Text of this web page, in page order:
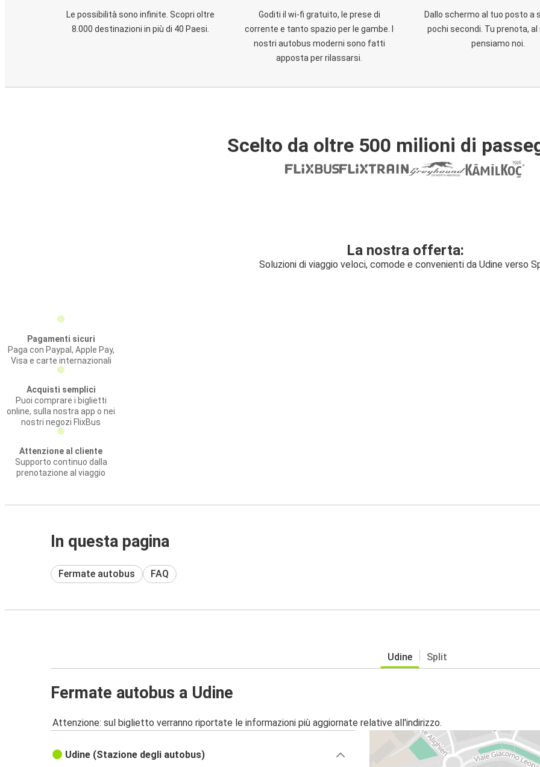
Le possibilità sono infinite. Scopri oltre
8.000 destinazioni in più di 40 Paesi.
Goditi il wi-fi gratuito, le prese di
corrente e tanto spazio per le gambe. I
nostri autobus moderni sono fatti
apposta per rilassarsi.
Dallo schermo al tuo posto a
pochi secondi. Tu prenota,
pensiamo noi.
Scelto da oltre 500 milioni di
La nostra offerta:
Soluzioni di viaggio veloci, comode e convenienti da Udine verso
Pagamenti sicuri
Paga con Paypal, Apple Pay,
Visa e carte internazionali
Acquisti semplici
Puoi comprare i biglietti
online, sulla nostra app o nei
nostri negozi FlixBus
Attenzione al cliente
Supporto continuo dalla
prenotazione al viaggio
In questa pagina
Fermate autobus FAQ
Udine Split
Fermate autobus a Udine
Attenzione: sul biglietto verranno riportate le informazioni più aggiornate relative all'indirizzo.
Udine (Stazione degli autobus)